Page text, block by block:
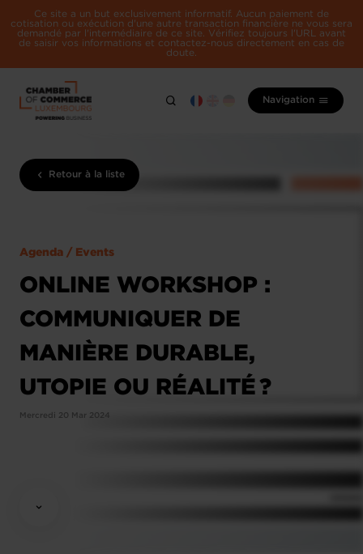
Ce site a un but exclusivement informatif. Aucun paiement de
cotisation ou exécution d'une autre transaction financière ne vous sera
demandé par l'intermédiaire de ce site. Vérifiez toujours l'URL avant
de saisir vos informations et contactez-nous directement en cas de
doute.
Navigation
Retour à la liste
Agenda / Events
ONLINE WORKSHOP :
COMMUNIQUER DE
MANIÈRE DURABLE,
UTOPIE OU RÉALITÉ ?
Mercredi 20 Mar 2024